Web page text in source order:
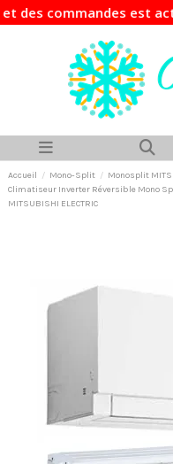
est
Accueil Mono-Split Monosplit
Climatiseur Inverter Réversible Mono
MITSUBISHI ELECTRIC